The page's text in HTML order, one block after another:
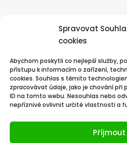
Spravovat
cookies
Abychom poskytli co nejlepší služby,
přístupu k informacím o zařízení,
cookies. Souhlas s těmito
zpracovávat údaje, jako je chování při
ID na tomto webu. Nesouhlas nebo
nepříznivě ovlivnit určité vlastnosti a
Příjmout
nonstop zákaznická